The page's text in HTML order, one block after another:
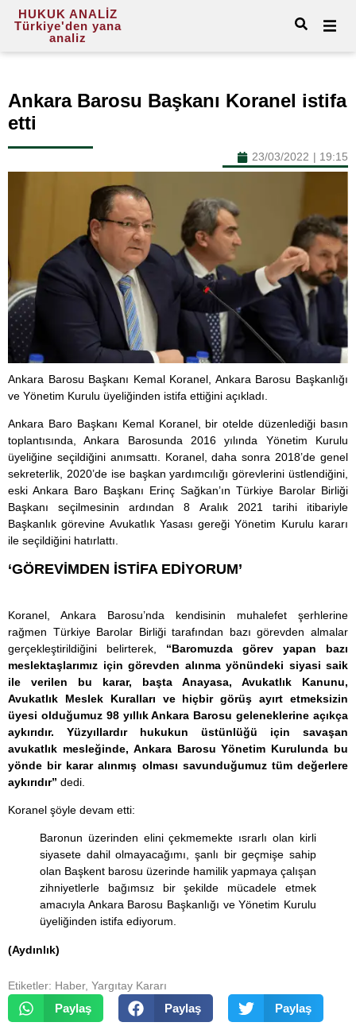
HUKUK ANALİZ
Türkiye'den yana
analiz
Ankara Barosu Başkanı Koranel istifa
etti
23/03/2022 | 19:15
Ankara Barosu Başkanı Kemal Koranel, Ankara Barosu Başkanlığı
ve Yönetim Kurulu üyeliğinden istifa ettiğini açıkladı.
Ankara Baro Başkanı Kemal Koranel, bir otelde düzenlediği basın
toplantısında, Ankara Barosunda 2016 yılında Yönetim Kurulu
üyeliğine seçildiğini anımsattı. Koranel, daha sonra 2018’de genel
sekreterlik, 2020’de ise başkan yardımcılığı görevlerini üstlendiğini,
eski Ankara Baro Başkanı Erinç Sağkan’ın Türkiye Barolar Birliği
Başkanı seçilmesinin ardından 8 Aralık 2021 tarihi itibariyle
Başkanlık görevine Avukatlık Yasası gereği Yönetim Kurulu kararı
ile seçildiğini hatırlattı.
‘GÖREVİMDEN İSTİFA EDİYORUM’
Koranel, Ankara Barosu’nda kendisinin muhalefet şerhlerine
rağmen Türkiye Barolar Birliği tarafından bazı görevden almalar
gerçekleştirildiğini belirterek,
“Baromuzda görev yapan bazı
meslektaşlarımız için görevden alınma yönündeki siyasi saik
ile verilen bu karar, başta Anayasa, Avukatlık Kanunu,
Avukatlık Meslek Kuralları ve hiçbir görüş ayırt etmeksizin
üyesi olduğumuz 98 yıllık Ankara Barosu geleneklerine açıkça
aykırıdır. Yüzyıllardır hukukun üstünlüğü için savaşan
avukatlık mesleğinde, Ankara Barosu Yönetim Kurulunda bu
yönde bir karar alınmış olması savunduğumuz tüm değerlere
aykırıdır” dedi.
Koranel şöyle devam etti:
Baronun üzerinden elini çekmemekte ısrarlı olan kirli
siyasete dahil olmayacağımı, şanlı bir geçmişe sahip
olan Başkent barosu üzerinde hamilik yapmaya çalışan
zihniyetlerle bağımsız bir şekilde mücadele etmek
amacıyla Ankara Barosu Başkanlığı ve Yönetim Kurulu
üyeliğinden istifa ediyorum.
(Aydınlık)
Etiketler: Haber, Yargıtay Kararı
Paylaş Paylaş Paylaş